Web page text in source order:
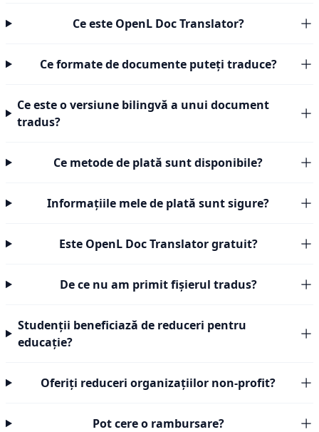
Ce este OpenL Doc Translator?
Ce formate de documente puteți traduce?
Ce este o versiune bilingvă a unui document
tradus?
Ce metode de plată sunt disponibile?
Informațiile mele de plată sunt sigure?
Este OpenL Doc Translator gratuit?
De ce nu am primit fișierul tradus?
Studenții beneficiază de reduceri pentru
educație?
Oferiți reduceri organizațiilor non-profit?
Pot cere o rambursare?